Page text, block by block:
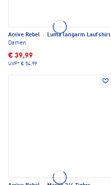
Active Rebel ·
Luma langarm Laufshirt
Damen
€ 39,99
UVP* € 54,99